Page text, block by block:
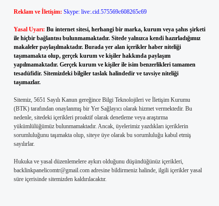
Reklam ve İletişim: Skype: live:.cid.575569c608265c69
Yasal Uyarı: Bu internet sitesi, herhangi bir marka, kurum veya şahıs şirketi
ile hiçbir bağlantısı bulunmamaktadır. Sitede yalnızca kendi hazırladığımız
makaleler paylaşılmaktadır. Burada yer alan içerikler haber niteliği
taşımamakta olup, gerçek kurum ve kişiler hakkında paylaşım
yapılmamaktadır. Gerçek kurum ve kişiler ile isim benzerlikleri tamamen
tesadüfidir. Sitemizdeki bilgiler taslak halindedir ve tavsiye niteliği
taşımazlar.
Sitemiz, 5651 Sayılı Kanun gereğince Bilgi Teknolojileri ve İletişim Kurumu
(BTK) tarafından onaylanmış bir Yer Sağlayıcı olarak hizmet vermektedir. Bu
nedenle, sitedeki içerikleri proaktif olarak denetleme veya araştırma
yükümlülüğümüz bulunmamaktadır. Ancak, üyelerimiz yazdıkları içeriklerin
sorumluluğunu taşımakta olup, siteye üye olarak bu sorumluluğu kabul etmiş
sayılırlar.
Hukuka ve yasal düzenlemelere aykırı olduğunu düşündüğünüz içerikleri,
backlinkpanelicomtr@gmail.com adresine bildirmeniz halinde, ilgili içerikler yasal
süre içerisinde sitemizden kaldırılacaktır.